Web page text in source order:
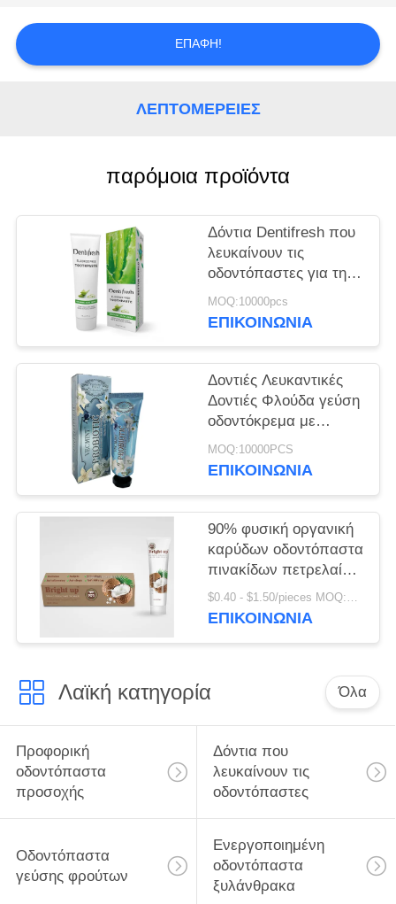
ΈΝΑ
ΑΠΌΣΠΑΣΜΑ
ΜΥΣΤΙΚΌΤΗΤΑΣ
ΕΠΑΦΉ!
ΛΕΠΤΟΜΈΡΕΙΕΣ
παρόμοια προϊόντα
Δόντια Dentifresh που
λευκαίνουν τις
οδοντόπαστες για την
επαγγελματική
στοματική φροντίδα μη
MOQ:10000pcs
ΕΠΙΚΟΙΝΩΝΊΑ
Δοντιές Λευκαντικές
Δοντιές Φλούδα γεύση
οδοντόκρεμα με
Σορμπιτόλη Σιλικόλη
400g λευκό χαρτί
MOQ:10000PCS
ΕΠΙΚΟΙΝΩΝΊΑ
90% φυσική οργανική
καρύδων οδοντόπαστα
πινακίδων πετρελαίου
αντι οδοντική
$0.40 - $1.50/pieces MOQ:240 κομμάτια
ΕΠΙΚΟΙΝΩΝΊΑ
Λαϊκή κατηγορία Όλα
Προφορική
οδοντόπαστα
προσοχής
Δόντια που
λευκαίνουν τις
οδοντόπαστες
Οδοντόπαστα
γεύσης φρούτων
Ενεργοποιημένη
οδοντόπαστα
ξυλάνθρακα